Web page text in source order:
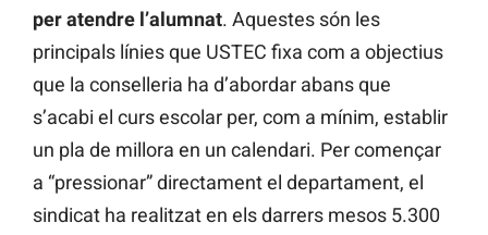
per atendre l’alumnat. Aquestes són les
principals línies que USTEC fixa com a objectius
que la conselleria ha d’abordar abans que
s’acabi el curs escolar per, com a mínim, establir
un pla de millora en un calendari. Per començar
a “pressionar” directament el departament, el
sindicat ha realitzat en els darrers mesos 5.300